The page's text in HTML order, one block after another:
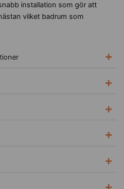
installation som gör att
vilket badrum som